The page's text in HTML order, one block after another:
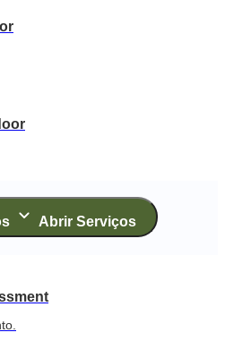
Abrir Serviços